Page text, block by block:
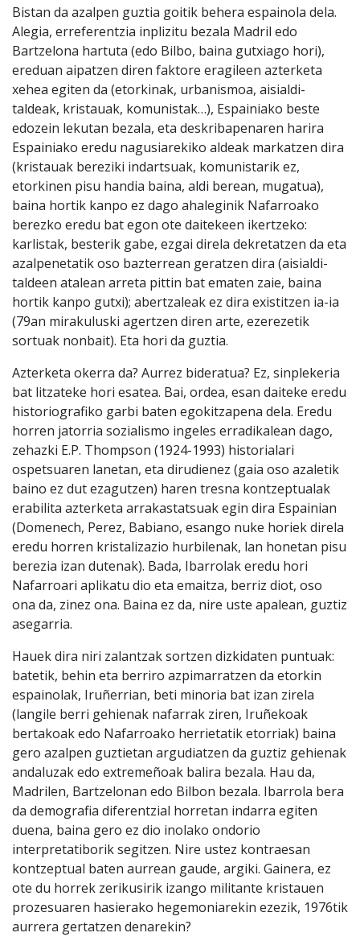
Bistan da azalpen guztia goitik behera espainola dela.
Alegia, erreferentzia inplizitu bezala Madril edo
Bartzelona hartuta (edo Bilbo, baina gutxiago hori),
ereduan aipatzen diren faktore eragileen azterketa
xehea egiten da (etorkinak, urbanismoa, aisialdi-
taldeak, kristauak, komunistak…), Espainiako beste
edozein lekutan bezala, eta deskribapenaren harira
Espainiako eredu nagusiarekiko aldeak markatzen dira
(kristauak bereziki indartsuak, komunistarik ez,
etorkinen pisu handia baina, aldi berean, mugatua),
baina hortik kanpo ez dago ahaleginik Nafarroako
berezko eredu bat egon ote daitekeen ikertzeko:
karlistak, besterik gabe, ezgai direla dekretatzen da eta
azalpenetatik oso bazterrean geratzen dira (aisialdi-
taldeen atalean arreta pittin bat ematen zaie, baina
hortik kanpo gutxi); abertzaleak ez dira existitzen ia-ia
(79an mirakuluski agertzen diren arte, ezerezetik
sortuak nonbait). Eta hori da guztia.
Azterketa okerra da? Aurrez bideratua? Ez, sinplekeria
bat litzateke hori esatea. Bai, ordea, esan daiteke eredu
historiografiko garbi baten egokitzapena dela. Eredu
horren jatorria sozialismo ingeles erradikalean dago,
zehazki E.P. Thompson (1924-1993) historialari
ospetsuaren lanetan, eta dirudienez (gaia oso azaletik
baino ez dut ezagutzen) haren tresna kontzeptualak
erabilita azterketa arrakastatsuak egin dira Espainian
(Domenech, Perez, Babiano, esango nuke horiek direla
eredu horren kristalizazio hurbilenak, lan honetan pisu
berezia izan dutenak). Bada, Ibarrolak eredu hori
Nafarroari aplikatu dio eta emaitza, berriz diot, oso
ona da, zinez ona. Baina ez da, nire uste apalean, guztiz
asegarria.
Hauek dira niri zalantzak sortzen dizkidaten puntuak:
batetik, behin eta berriro azpimarratzen da etorkin
espainolak, Iruñerrian, beti minoria bat izan zirela
(langile berri gehienak nafarrak ziren, Iruñekoak
bertakoak edo Nafarroako herrietatik etorriak) baina
gero azalpen guztietan argudiatzen da guztiz gehienak
andaluzak edo extremeñoak balira bezala. Hau da,
Madrilen, Bartzelonan edo Bilbon bezala. Ibarrola bera
da demografia diferentzial horretan indarra egiten
duena, baina gero ez dio inolako ondorio
interpretatiborik segitzen. Nire ustez kontraesan
kontzeptual baten aurrean gaude, argiki. Gainera, ez
ote du horrek zerikusirik izango militante kristauen
prozesuaren hasierako hegemoniarekin ezezik, 1976tik
aurrera gertatzen denarekin?